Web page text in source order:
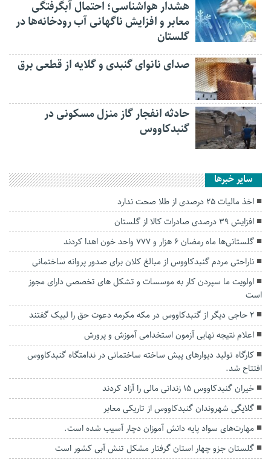
هشدار هواشناسی؛ احتمال آبگرفتگی
معابر و افزایش ناگهانی آب رودخانه‌ها در
گلستان
صدای نانوای گنبدی و گلایه از قطعی برق
حادثه انفجار گاز منزل مسکونی در
گنبدکاووس
سایر خبرها
اخذ مالیات ۲۵ درصدی از طلا صحت ندارد
افزایش ۳۹ درصدی صادرات کالا از گلستان
گلستانی‌ها ماه رمضان ۶ هزار و ۷۷۷ واحد خون اهدا کردند
ناراحتی مردم گنبدکاووس از مبالغ کلان برای صدور پروانه ساختمانی
اولویت ما سپردن کار به موسسات و تشکل های تخصصی دارای مجوز
است
۲ حاجی دیگر از گنبدکاووس در‌ مکه مکرمه دعوت حق را لبیک گفتند
اعلام نتیجه نهایی آزمون استخدامی آموزش و پرورش
کارگاه تولید دیوارهای پیش ساخته ساختمانی در ندامتگاه گنبدکاووس
افتتاح شد.
خیران گنبدکاووس ۱۵ زندانی مالی را آزاد کردند
گلایگی شهروندان گنبدکاووس از تاریکی معابر
مهارت‌های سواد پایه دانش آموزان دچار آسیب شده است.
گلستان جزو چهار استان گرفتار مشکل تنش آبی کشور است